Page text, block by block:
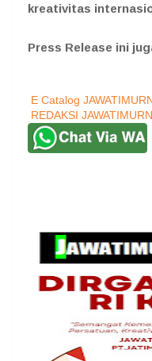
kreativitas
Press Release ini
E Catalog
REDAKSI